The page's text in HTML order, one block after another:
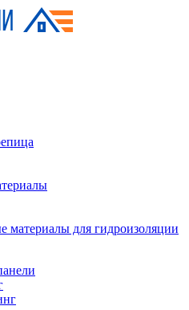
для гидроизоляции